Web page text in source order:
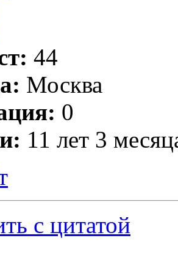
44
Москва
0
11 лет 3
с цитатой